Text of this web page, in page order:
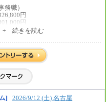
務職）
円
円
円
月給256,000円
／月給206,400円
給197,800円
円
給197,800円
+ 続きを読む
] 2026/9/12 (土) 名古屋